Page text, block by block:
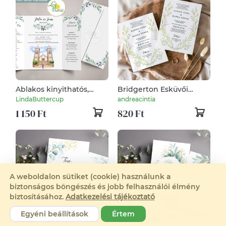
Ablakos kinyithatós,
Greenery, esküvői
meghívó, Masnizva és
BORÍTÉKKAL
LindaButtercup
1 150 Ft
Bridgerton Esküvői
meghívó - Virágkoszorús
andreacintia
820 Ft
A weboldalon sütiket (cookie) használunk a
biztonságos böngészés és jobb felhasználói élmény
biztosításához. Adatkezelési tájékoztató
Egyéni beállítások
Értem